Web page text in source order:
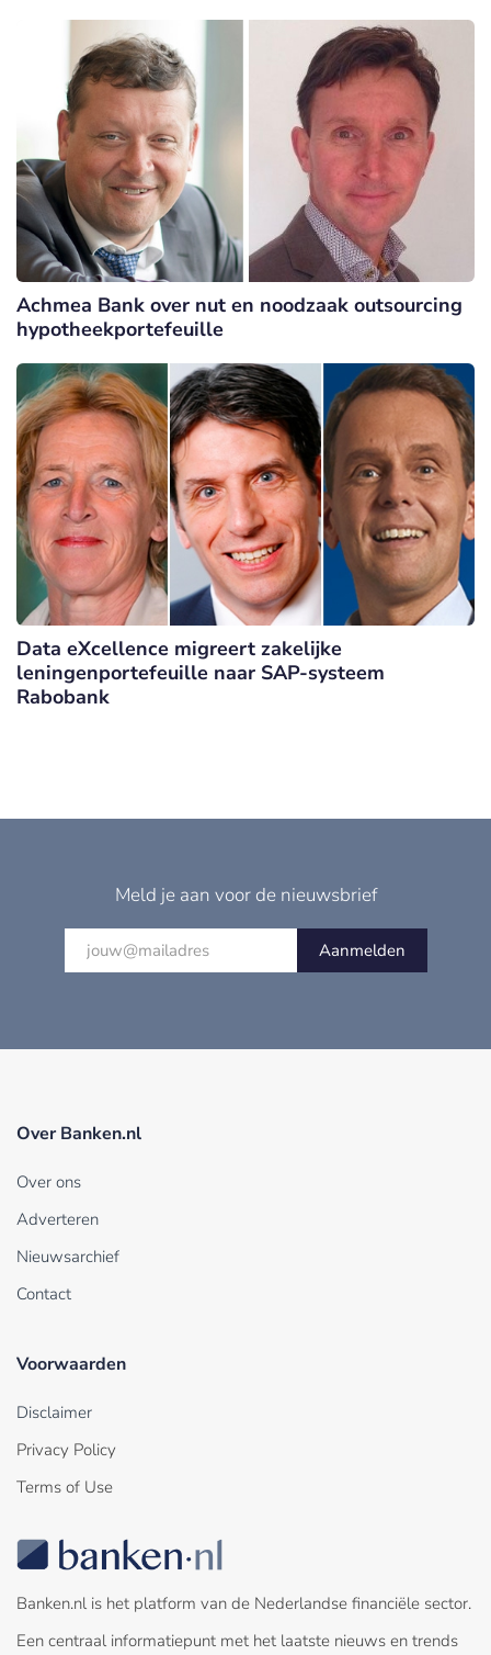
Achmea Bank over nut en noodzaak outsourcing
hypotheekportefeuille
Data eXcellence migreert zakelijke
leningenportefeuille naar SAP-systeem
Rabobank
Meld je aan voor de nieuwsbrief
Aanmelden
Over Banken.nl
Over ons
Adverteren
Nieuwsarchief
Contact
Voorwaarden
Disclaimer
Privacy Policy
Terms of Use
Banken.nl is het platform van de Nederlandse financiële sector.
Een centraal informatiepunt met het laatste nieuws en trends